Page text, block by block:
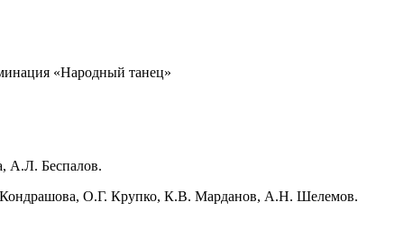
«Народный танец»
А.Л. Беспалов.
Кондрашова, О.Г. Крупко, К.В. Марданов, А.Н. Шелемов.